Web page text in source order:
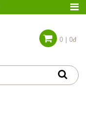
0 0đ